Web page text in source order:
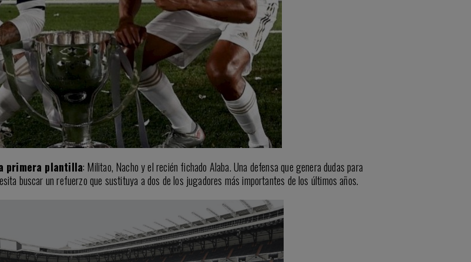
primera plantilla: Militao, Nacho y el recién fichado Alaba. Una defensa que genera dudas para
buscar un refuerzo que sustituya a dos de los jugadores más importantes de los últimos años.